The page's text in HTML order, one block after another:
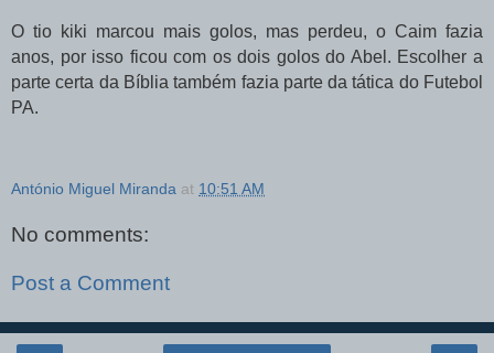
O tio kiki marcou mais golos, mas perdeu, o Caim fazia
anos, por isso ficou com os dois golos do Abel. Escolher a
parte certa da Bíblia também fazia parte da tática do Futebol
PA.
António Miguel Miranda at 10:51 AM
No comments:
Post a Comment